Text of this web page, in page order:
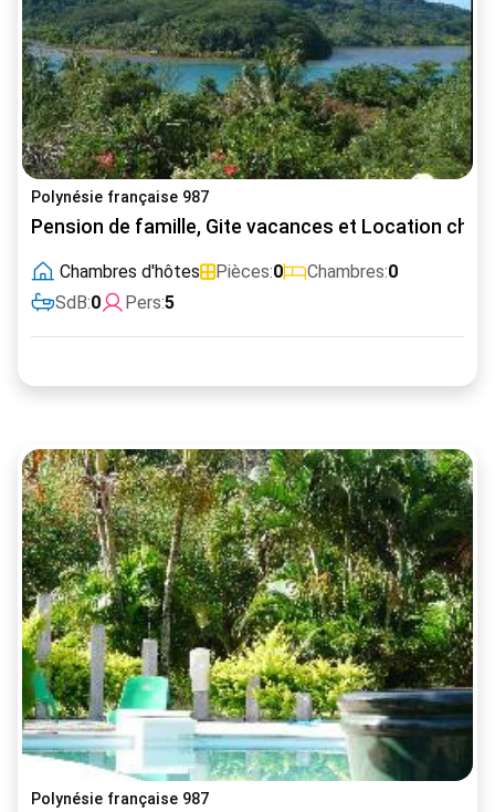
Polynésie française 987
Pension de famille, Gite vacances et Location
Chambres d'hôtes Pièces:0 Chambres:0
SdB:0 Pers:5
Polynésie française 987